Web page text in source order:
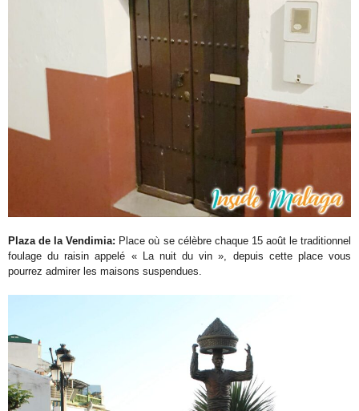
Plaza de la Vendimia: Place où se célèbre chaque 15 août le traditionnel
foulage du raisin appelé « La nuit du vin », depuis cette place vous
pourrez admirer les maisons suspendues.